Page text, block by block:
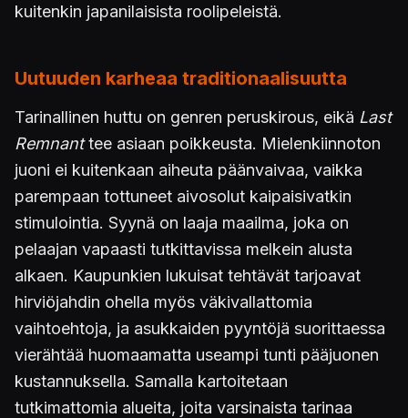
kuitenkin japanilaisista roolipeleistä.
Uutuuden karheaa traditionaalisuutta
Tarinallinen huttu on genren peruskirous, eikä Last
Remnanttee asiaan poikkeusta. Mielenkiinnoton
juoni ei kuitenkaan aiheuta päänvaivaa, vaikka
parempaan tottuneet aivosolut kaipaisivatkin
stimulointia. Syynä on laaja maailma, joka on
pelaajan vapaasti tutkittavissa melkein alusta
alkaen. Kaupunkien lukuisat tehtävät tarjoavat
hirviöjahdin ohella myös väkivallattomia
vaihtoehtoja, ja asukkaiden pyyntöjä suorittaessa
vierähtää huomaamatta useampi tunti pääjuonen
kustannuksella. Samalla kartoitetaan
tutkimattomia alueita, joita varsinaista tarinaa